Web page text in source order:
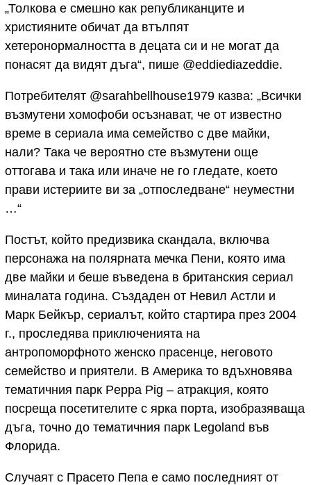
„Толкова е смешно как републиканците и
християните обичат да втълпят
хетеронормалността в децата си и не могат да
понасят да видят дъга“, пише @eddiediazeddie.
Потребителят @sarahbellhouse1979 казва: „Всички
възмутени хомофоби осъзнават, че от известно
време в сериала има семейство с две майки,
нали? Така че вероятно сте възмутени още
оттогава и така или иначе не го гледате, което
прави истериите ви за „отпоследване“ неуместни
…“
Постът, който предизвика скандала, включва
персонажа на полярната мечка Пени, която има
две майки и беше въведена в британския сериал
миналата година. Създаден от Невил Астли и
Марк Бейкър, сериалът, който стартира през 2004
г., проследява приключенията на
антропоморфното женско прасенце, неговото
семейство и приятели. В Америка то вдъхновява
тематичния парк Peppa Pig – атракция, която
посреща посетителите с ярка порта, изобразяваща
дъга, точно до тематичния парк Legoland във
Флорида.
Случаят с Прасето Пепа е само последният от